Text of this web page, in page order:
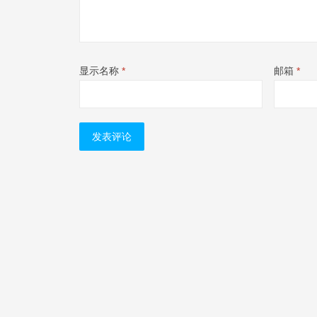
显示名称 * 邮箱 *